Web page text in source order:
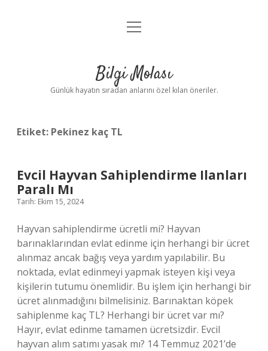
Anasayfa
Yasal Uyarı
menüyü
Bilgi Molası
Günlük hayatın sıradan anlarını özel kılan öneriler.
Etiket: Pekinez kaç TL
Evcil Hayvan Sahiplendirme Ilanları
Paralı Mı
Tarih: Ekim 15, 2024
Hayvan sahiplendirme ücretli mi? Hayvan
barınaklarından evlat edinme için herhangi bir ücret
alınmaz ancak bağış veya yardım yapılabilir. Bu
noktada, evlat edinmeyi yapmak isteyen kişi veya
kişilerin tutumu önemlidir. Bu işlem için herhangi bir
ücret alınmadığını bilmelisiniz. Barınaktan köpek
sahiplenme kaç TL? Herhangi bir ücret var mı?
Hayır, evlat edinme tamamen ücretsizdir. Evcil
hayvan alım satımı yasak mı? 14 Temmuz 2021’de